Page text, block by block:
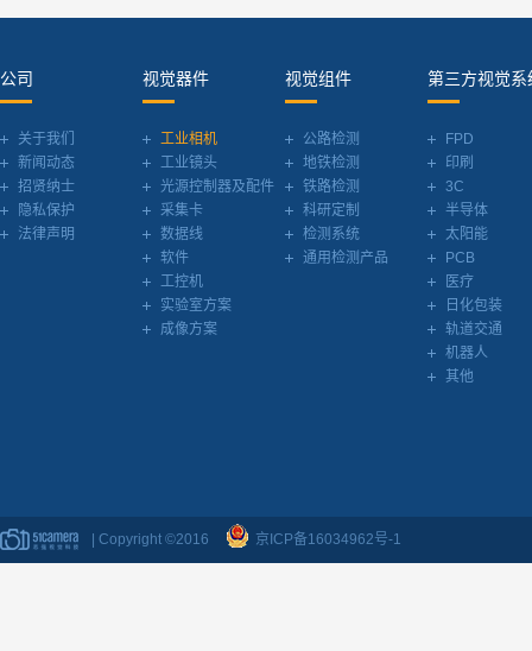
公司
关于我们
新闻动态
招贤纳士
隐私保护
法律声明
视觉器件
工业相机
工业镜头
光源控制器及配件
采集卡
数据线
软件
工控机
实验室方案
成像方案
视觉组件
公路检测
地铁检测
铁路检测
科研定制
检测系统
通用检测产品
第三方视觉系
FPD
印刷
3C
半导体
太阳能
PCB
医疗
日化包装
轨道交通
机器人
其他
| Copyright ©2016 京ICP备16034962号-1